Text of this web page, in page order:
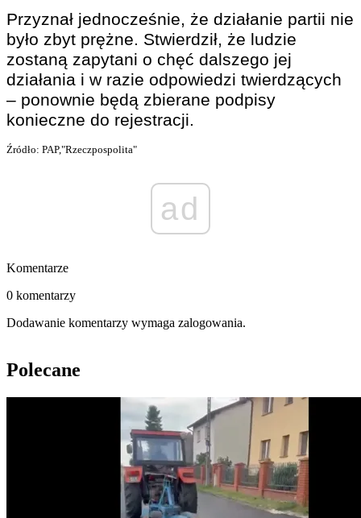
Przyznał jednocześnie, że działanie partii nie
było zbyt prężne. Stwierdził, że ludzie
zostaną zapytani o chęć dalszego jej
działania i w razie odpowiedzi twierdzących
– ponownie będą zbierane podpisy
konieczne do rejestracji.
Źródło: PAP,"Rzeczpospolita"
ad
Komentarze
0 komentarzy
Dodawanie komentarzy wymaga zalogowania.
Polecane